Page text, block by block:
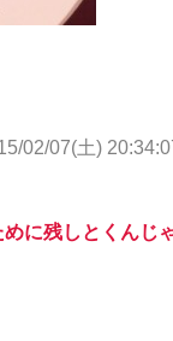
02/07(土)
に残しとくんじ